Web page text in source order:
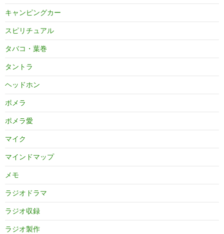
キャンピングカー
スピリチュアル
タバコ・葉巻
タントラ
ヘッドホン
ポメラ
ポメラ愛
マイク
マインドマップ
メモ
ラジオドラマ
ラジオ収録
ラジオ製作